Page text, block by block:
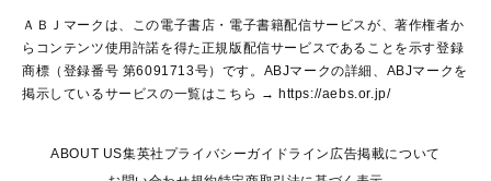
ジャンプルーキー！
ジャンプTOON
S-MANGA
集英社ジャンプリミックス
ウルトラジャンプ
リマコミ＋
マンガMeets
月刊オフィスユー
LEE
Marisol
T JAPAN:The New York Times Style Magazine
パラスポ＋！
青春と読書
アジア人物史
集英社新書
集英社新書プラス
よみタイ
集英社オレンジ文庫
シフォン文庫
JUMP j BOOKS
集英社みらい文庫
S-KIDS.LAND
HAPPY PLUS STORE
shueisha vox
EDITOR'S LAB
ＡＢＪマークは、この電子書店・電子書籍配信サービスが、著作権者か
らコンテンツ使用許諾を得た正規版配信サービスであることを示す登録
商標（登録番号 第6091713号）です。ABJマークの詳細、ABJマークを
掲示しているサービスの一覧はこちら → https://aebs.or.jp/
ABOUT US集英社プライバシーガイドライン 広告掲載について